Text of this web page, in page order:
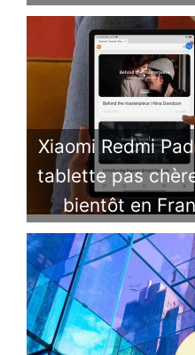
Xiaomi Redmi
tablette pas
bientôt en